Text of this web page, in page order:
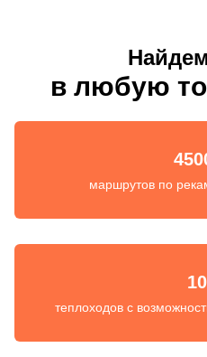
в любую
маршрутов по
теплоходов с